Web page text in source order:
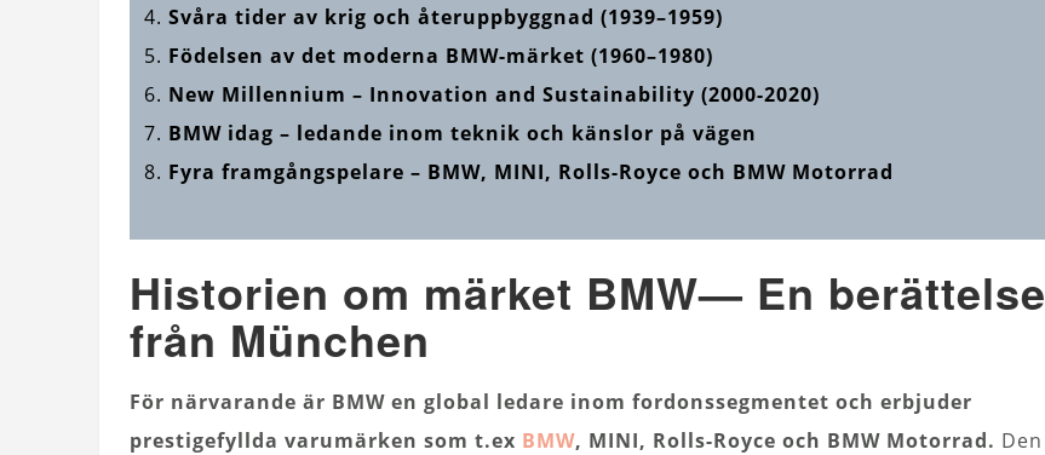
Svåra tider av krig och återuppbyggnad (1939–1959)
Födelsen av det moderna BMW-märket (1960–1980)
New Millennium – Innovation and Sustainability (2000-2020)
BMW idag – ledande inom teknik och känslor på vägen
Fyra framgångspelare – BMW, MINI, Rolls-Royce och BMW Motorrad
Historien om märket BMW— En berättelse
från München
För närvarande är BMW en global ledare inom fordonssegmentet och erbjuder
prestigefyllda varumärken som t.ex BMW, MINI, Rolls-Royce och BMW Motorrad. Den